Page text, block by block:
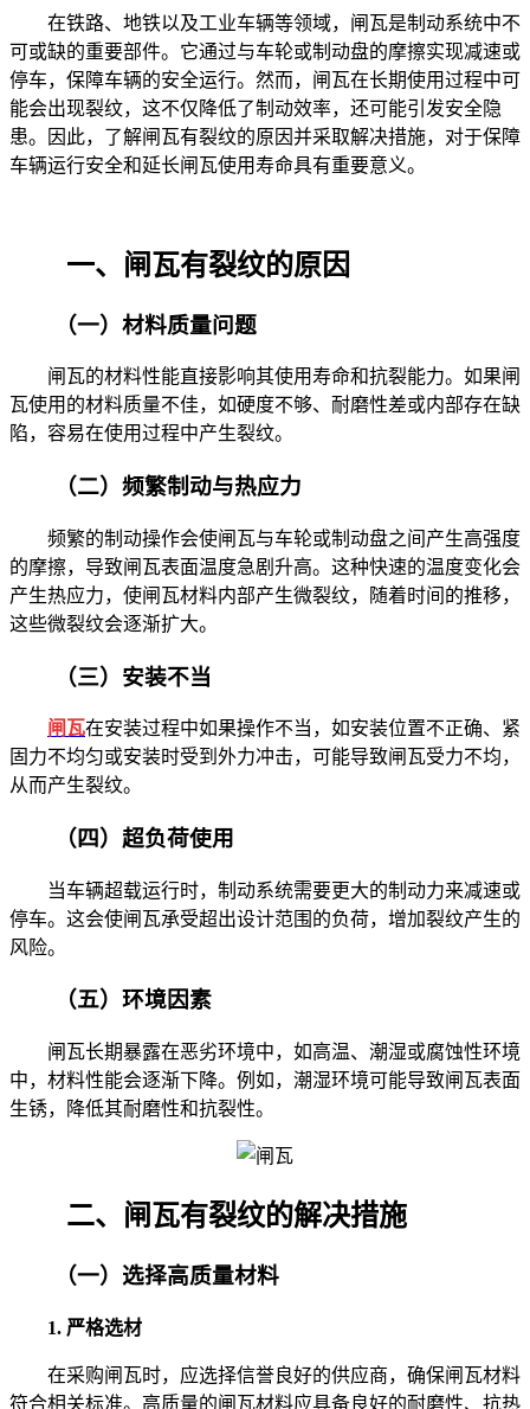
在铁路、地铁以及工业车辆等领域，闸瓦是制动系统中不
可或缺的重要部件。它通过与车轮或制动盘的摩擦实现减速或
停车，保障车辆的安全运行。然而，闸瓦在长期使用过程中可
能会出现裂纹，这不仅降低了制动效率，还可能引发安全隐
患。因此，了解闸瓦有裂纹的原因并采取解决措施，对于保障
车辆运行安全和延长闸瓦使用寿命具有重要意义。
一、闸瓦有裂纹的原因
（一）材料质量问题
闸瓦的材料性能直接影响其使用寿命和抗裂能力。如果闸
瓦使用的材料质量不佳，如硬度不够、耐磨性差或内部存在缺
陷，容易在使用过程中产生裂纹。
（二）频繁制动与热应力
频繁的制动操作会使闸瓦与车轮或制动盘之间产生高强度
的摩擦，导致闸瓦表面温度急剧升高。这种快速的温度变化会
产生热应力，使闸瓦材料内部产生微裂纹，随着时间的推移，
这些微裂纹会逐渐扩大。
（三）安装不当
闸瓦在安装过程中如果操作不当，如安装位置不正确、紧
固力不均匀或安装时受到外力冲击，可能导致闸瓦受力不均，
从而产生裂纹。
（四）超负荷使用
当车辆超载运行时，制动系统需要更大的制动力来减速或
停车。这会使闸瓦承受超出设计范围的负荷，增加裂纹产生的
风险。
（五）环境因素
闸瓦长期暴露在恶劣环境中，如高温、潮湿或腐蚀性环境
中，材料性能会逐渐下降。例如，潮湿环境可能导致闸瓦表面
生锈，降低其耐磨性和抗裂性。
二、闸瓦有裂纹的解决措施
（一）选择高质量材料
1. 严格选材
在采购闸瓦时，应选择信誉良好的供应商，确保闸瓦材料
符合相关标准。高质量的闸瓦材料应具备良好的耐磨性、抗热